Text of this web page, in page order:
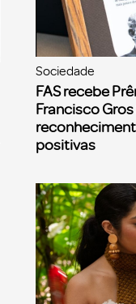
Sociedade
FAS recebe
Francisco
positivas